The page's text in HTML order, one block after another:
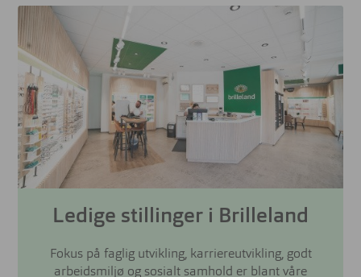
Ledige stillinger i Brilleland
Fokus på faglig utvikling, karriereutvikling, godt
arbeidsmiljø og sosialt samhold er blant våre